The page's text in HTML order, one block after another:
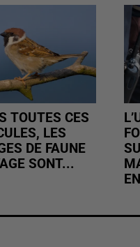
TOUTES CES
LES
DE FAUNE
SONT...